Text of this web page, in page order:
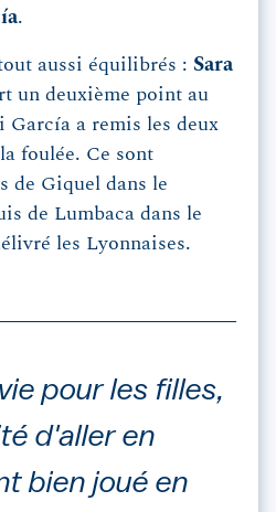
.
aussi équilibrés : Sara
un deuxième point au
García a remis les deux
foulée. Ce sont
de Giquel dans le
de Lumbaca dans le
les Lyonnaises.
pour les filles,
d'aller en
bien joué en